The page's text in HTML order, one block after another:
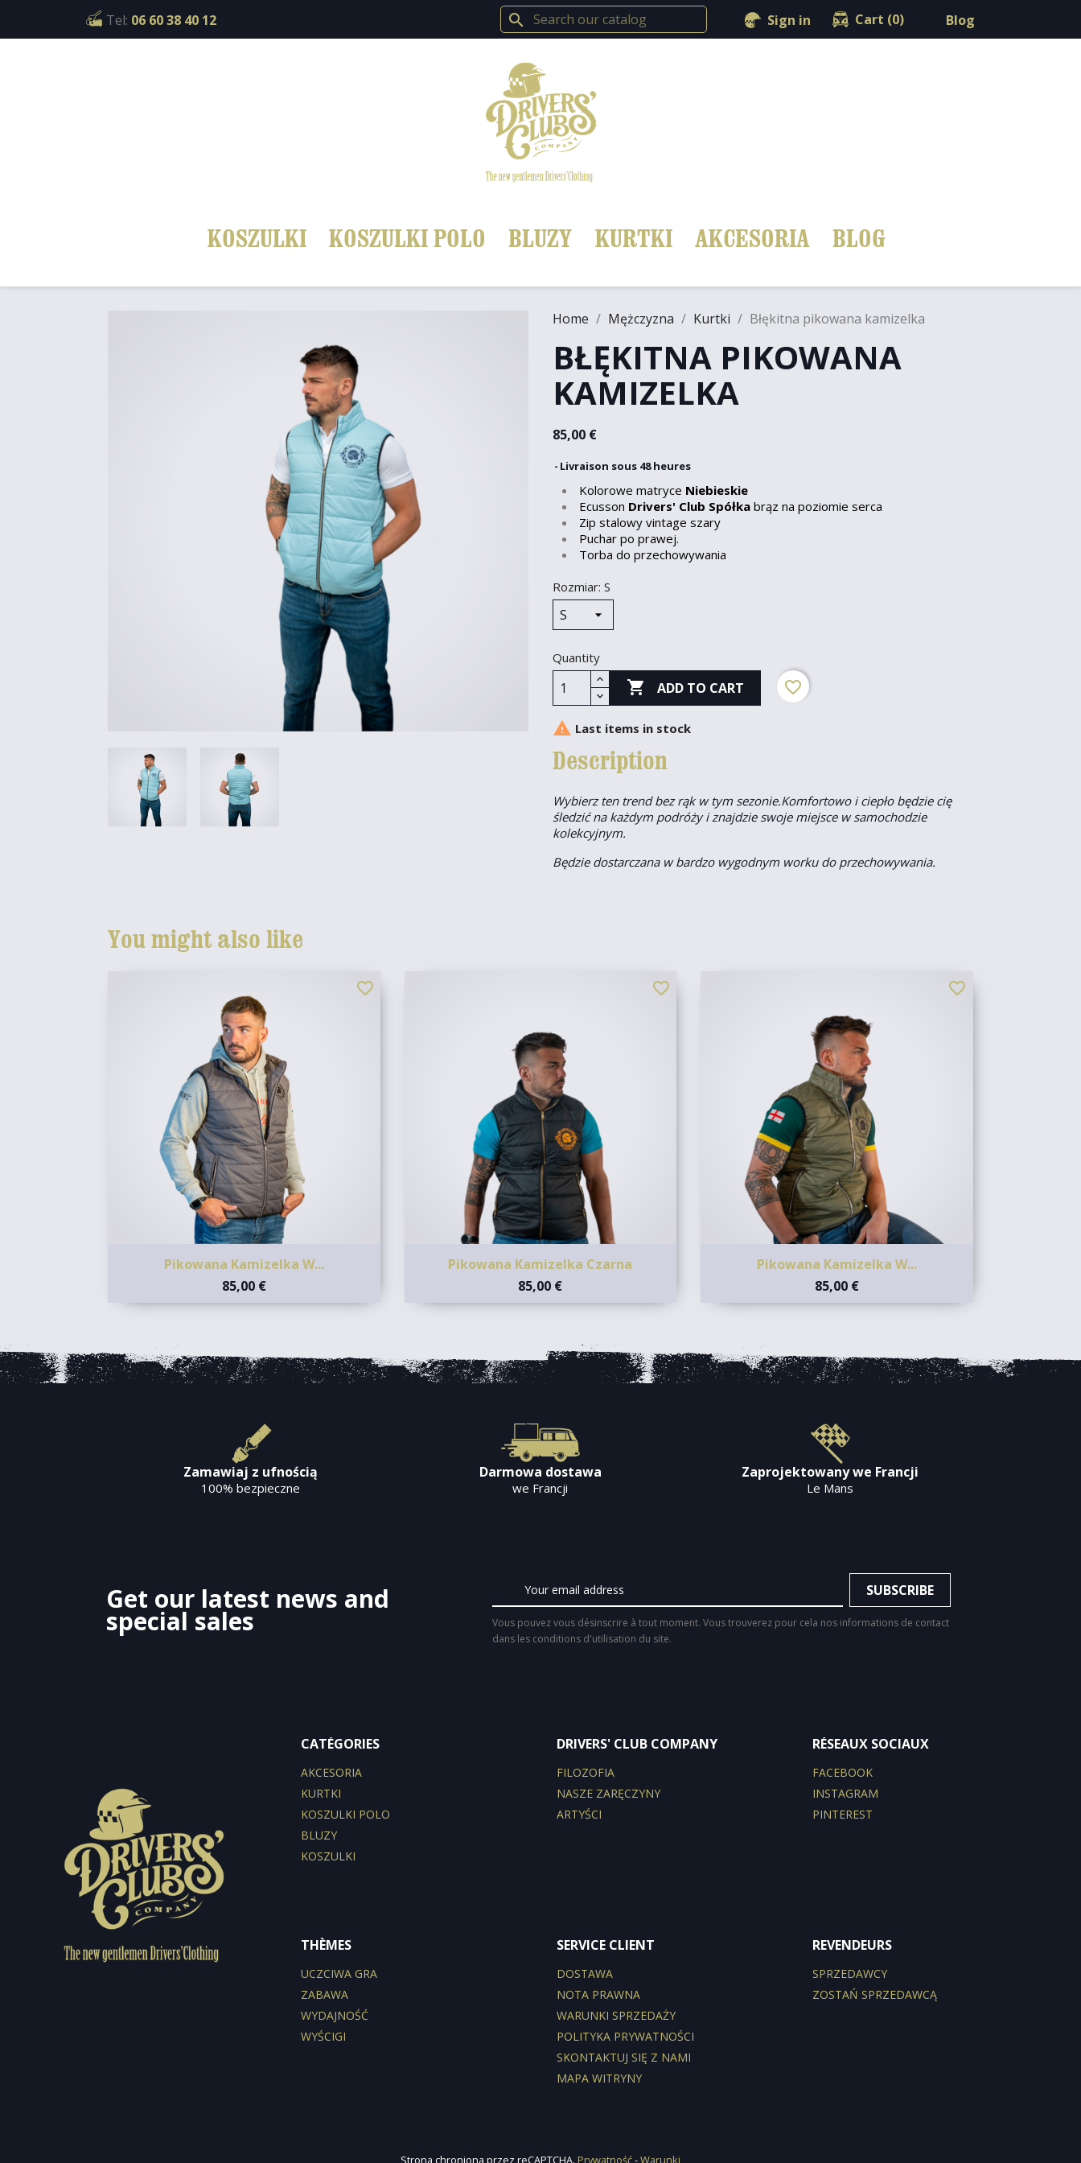
Tel: 06 60 38 40 12 search  Sign in shopping_cart Cart (0) Blog
KOSZULKI KOSZULKI POLO BLUZY KURTKI AKCESORIA BLOG
Home Mężczyzna Kurtki Błękitna pikowana kamizelka
BŁĘKITNA PIKOWANA
KAMIZELKA
85,00 €
Livraison sous 48 heures
Kolorowe matryce Niebieskie
Ecusson Drivers' Club Spółka brąz na poziomie serca
Zip stalowy vintage szary
Puchar po prawej.
Torba do przechowywania
Rozmiar: S
Quantity
 ADD TO CART favorite_border
 Last items in stock
Description
Wybierz ten trend bez rąk w tym sezonie.Komfortowo i ciepło będzie cię
śledzić na każdym podróży i znajdzie swoje miejsce w samochodzie
kolekcyjnym.
Będzie dostarczana w bardzo wygodnym worku do przechowywania.
You might also like
Pikowana Kamizelka W...
85,00 €
favorite_border
Pikowana Kamizelka Czarna
85,00 €
favorite_border
Pikowana Kamizelka W...
85,00 €
favorite_border
Zamawiaj z ufnością
100% bezpieczne
Darmowa dostawa
we Francji
Zaprojektowany we Francji
Le Mans
Get our latest news and
special sales
Vous pouvez vous désinscrire à tout moment. Vous trouverez pour cela nos informations de contact
dans les conditions d'utilisation du site.
CATÉGORIES
AKCESORIA
KURTKI
KOSZULKI POLO
BLUZY
KOSZULKI
DRIVERS' CLUB COMPANY
FILOZOFIA
NASZE ZARĘCZYNY
ARTYŚCI
RÉSEAUX SOCIAUX
FACEBOOK
INSTAGRAM
PINTEREST
THÈMES
UCZCIWA GRA
ZABAWA
WYDAJNOŚĆ
WYŚCIGI
SERVICE CLIENT
DOSTAWA
NOTA PRAWNA
WARUNKI SPRZEDAŻY
POLITYKA PRYWATNOŚCI
SKONTAKTUJ SIĘ Z NAMI
MAPA WITRYNY
REVENDEURS
SPRZEDAWCY
ZOSTAŃ SPRZEDAWCĄ
Strona chroniona przez reCAPTCHA. Prywatność-Warunki
Cookies management panel